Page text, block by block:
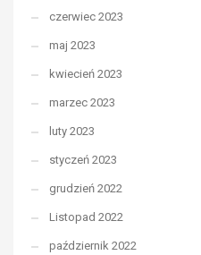
czerwiec 2023
maj 2023
kwiecień 2023
marzec 2023
luty 2023
styczeń 2023
grudzień 2022
Listopad 2022
październik 2022